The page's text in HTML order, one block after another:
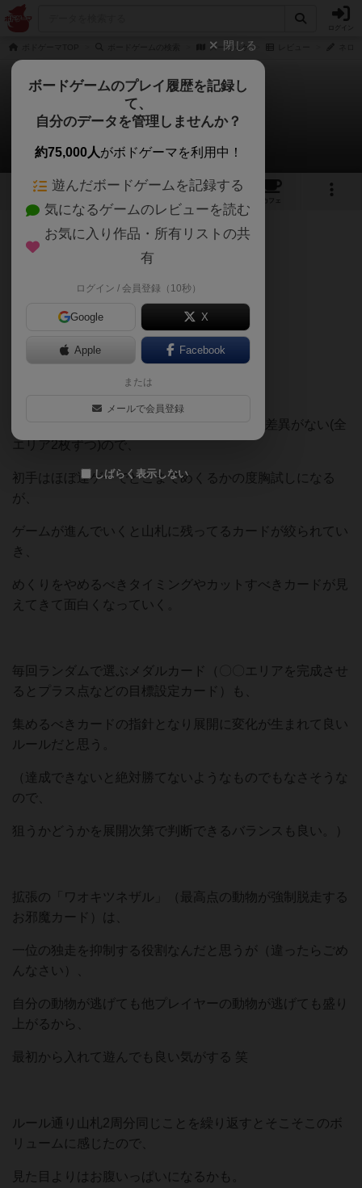
ズーミッケ
ズーミッケ
ネロさんのレビュー
2 2
カフェ
205名 2名 0 2ヶ月前
度胸と引き運と野生の勘！
2人プレイのみです。
2人プレイだとエリアごとのカード総枚数に差異がない(全
エリア2枚ずつ)ので、
初手はほぼ運ゲーでどこまでめくるかの度胸試しになる
が、
ゲームが進んでいくと山札に残ってるカードが絞られてい
き、
めくりをやめるべきタイミングやカットすべきカードが見
えてきて面白くなっていく。
毎回ランダムで選ぶメダルカード（〇〇エリアを完成させ
るとプラス点などの目標設定カード）も、
集めるべきカードの指針となり展開に変化が生まれて良い
ルールだと思う。
（達成できないと絶対勝てないようなものでもなさそうな
ので、
狙うかどうかを展開次第で判断できるバランスも良い。）
拡張の「ワオキツネザル」（最高点の動物が強制脱走する
お邪魔カード）は、
一位の独走を抑制する役割なんだと思うが（違ったらごめ
んなさい）、
自分の動物が逃げても他プレイヤーの動物が逃げても盛り
上がるから、
最初から入れて遊んでも良い気がする 笑
ルール通り山札2周分同じことを繰り返すとそこそこのボ
リュームに感じたので、
見た目よりはお腹いっぱいになるかも。
閉じる
ボードゲームのプレイ履歴を記録し
て、
自分のデータを管理しませんか？
約75,000人がボドゲーマを利用中！
遊んだボードゲームを記録する
気になるゲームのレビューを読む
お気に入り作品・所有リストの共
有
ログイン / 会員登録（10秒）
Google X
Apple Facebook
または
メールで会員登録
しばらく表示しない